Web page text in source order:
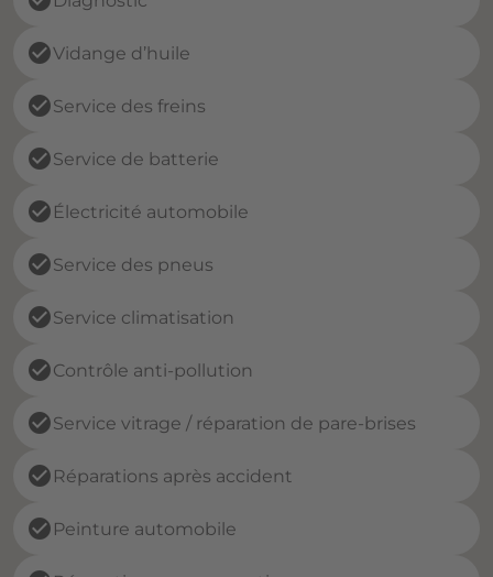
check_circleVidange d’huile
check_circleService des freins
check_circleService de batterie
check_circle Électricité automobile
check_circleService des pneus
check_circleService climatisation
check_circleContrôle anti-pollution
check_circleService vitrage / réparation de pare-brises
check_circle Réparations après accident
check_circle Peinture automobile